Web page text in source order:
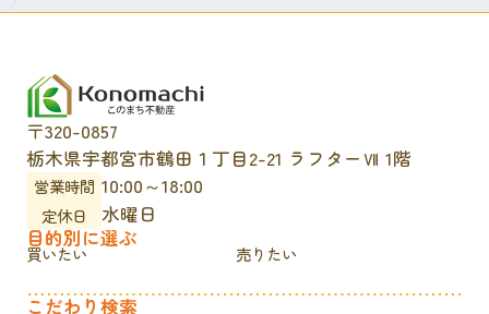
〒320-0857
栃木県宇都宮市鶴田１丁目2-21 ラフターⅦ 1階
営業時間 10:00～18:00
定休日
水曜日
目的別に選ぶ
買いたい 売りたい
こだわり検索